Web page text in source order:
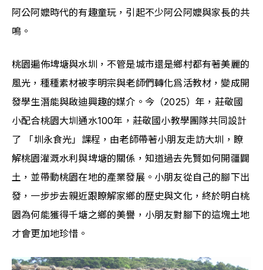
阿公阿嬤時代的有趣童玩，引起不少阿公阿嬤與家長的共
鳴。
桃園遍佈埤塘與水圳，不管是城市還是鄉村都有著美麗的
風光，種種素材被李明宗與老師們轉化爲活教材，變成開
發學生潛能與啟迪興趣的媒介。今（2025）年，莊敬國
小配合桃園大圳通水100年，莊敬國小教學團隊共同設計
了 「圳永食光」課程，由老師帶著小朋友走訪大圳，瞭
解桃園灌溉水利與埤塘的關係，知道過去先賢如何開疆闢
土，並帶動桃園在地的產業發展。小朋友從自己的腳下出
發，一步步去親近跟瞭解家鄉的歷史與文化，終於明白桃
園為何能獲得千塘之鄉的美譽，小朋友對腳下的這塊土地
才會更加地珍惜。